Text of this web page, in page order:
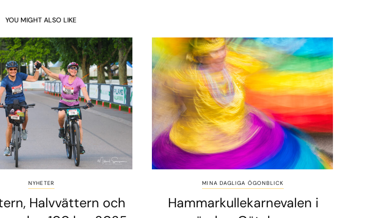
YOU MIGHT ALSO LIKE
NYHETER
Halvvättern och
MINA DAGLIGA ÖGONBLICK
Hammarkullekarnevalen i